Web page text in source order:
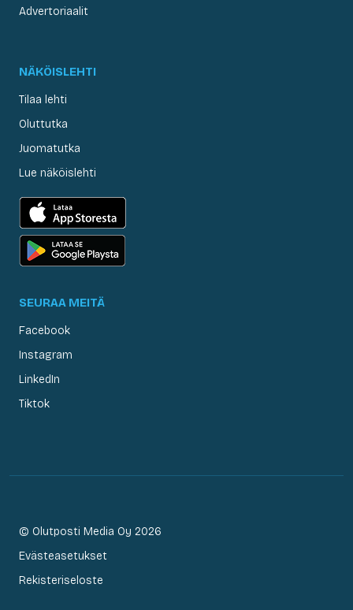
Advertoriaalit
NÄKÖISLEHTI
Tilaa lehti
Oluttutka
Juomatutka
Lue näköislehti
SEURAA MEITÄ
Facebook
Instagram
LinkedIn
Tiktok
© Olutposti Media Oy 2026
Evästeasetukset
Rekisteriseloste